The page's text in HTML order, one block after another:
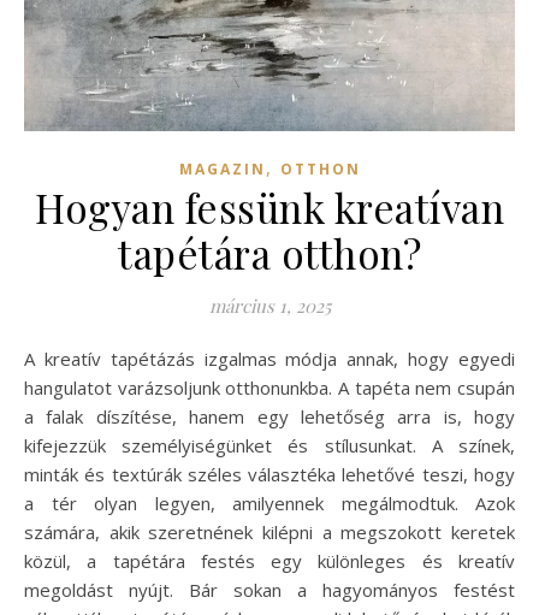
MAGAZIN , OTTHON
Hogyan fessünk kreatívan
tapétára otthon?
március 1, 2025
A kreatív tapétázás izgalmas módja annak, hogy egyedi
hangulatot varázsoljunk otthonunkba. A tapéta nem csupán
a falak díszítése, hanem egy lehetőség arra is, hogy
kifejezzük személyiségünket és stílusunkat. A színek,
minták és textúrák széles választéka lehetővé teszi, hogy
a tér olyan legyen, amilyennek megálmodtuk. Azok
számára, akik szeretnének kilépni a megszokott keretek
közül, a tapétára festés egy különleges és kreatív
megoldást nyújt. Bár sokan a hagyományos festést